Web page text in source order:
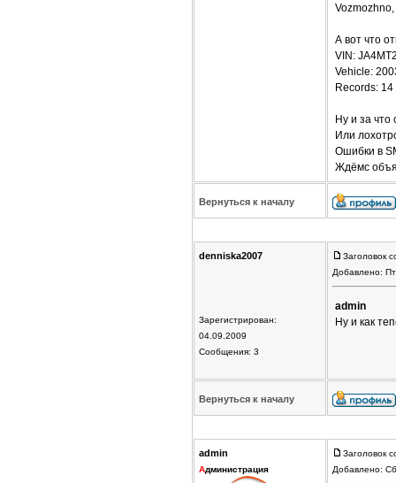
А вот что
VIN:
Vehicle:
Records:
Ну и за что
Или
Ошибки в
Ждёмс
Вернуться к началу
denniska2007
Зарегистрирован:
04.09.2009
Сообщения: 3
Заголовок
Добавлено:
admin
Ну и как
Вернуться к началу
admin
Администрация
Заголовок
Добавлено: